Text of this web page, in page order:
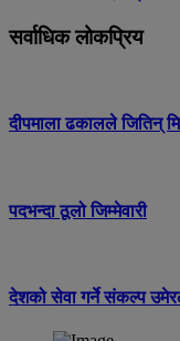
सर्वाधिक लोकप्रिय
दीपमाला ढकालले जितिन्
पदभन्दा ठूलो जिम्मेवारी
देशको सेवा गर्ने संकल्प उमेरले